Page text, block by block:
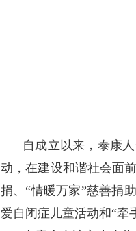
自成立以来，泰康
动，在建设和谐社会面
捐、“情暖万家”慈善捐
爱自闭症儿童活动和“牵